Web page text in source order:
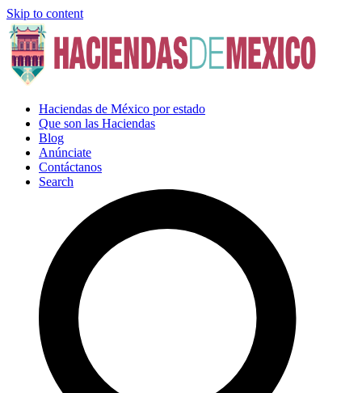
Skip to content
Haciendas de México por estado
Que son las Haciendas
Blog
Anúnciate
Contáctanos
Search